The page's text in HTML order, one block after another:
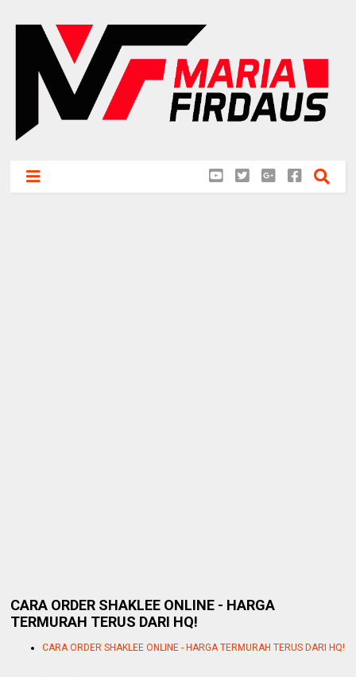
CARA ORDER SHAKLEE ONLINE - HARGA
TERMURAH TERUS DARI HQ!
CARA ORDER SHAKLEE ONLINE - HARGA TERMURAH TERUS DARI HQ!